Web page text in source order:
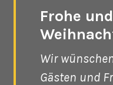
Frohe
Wir
Gästen und